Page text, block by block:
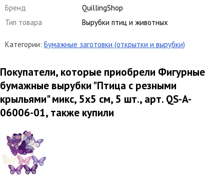
Бренд
QuillingShop
Тип товара
Вырубки птиц и животных
Категории: Бумажные заготовки (открытки и вырубки)
Покупатели, которые приобрели Фигурные
бумажные вырубки "Птица с резными
крыльями" микс, 5х5 см, 5 шт., арт. QS-A-
06006-01, также купили